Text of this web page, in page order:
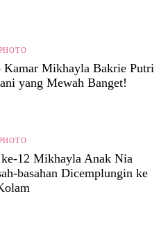
Kamar Mikhayla Bakrie Putri
yang Mewah Banget!
12 Mikhayla Anak Nia
basahan Dicemplungin ke